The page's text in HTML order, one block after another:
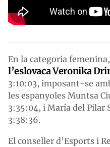
En la categoria femenina,
l’eslovaca Veronika
3:10:03, imposant-se
les espanyoles Muntsa
3:35:04, i María del Pilar
3:38:36.
El conseller d’Esports i